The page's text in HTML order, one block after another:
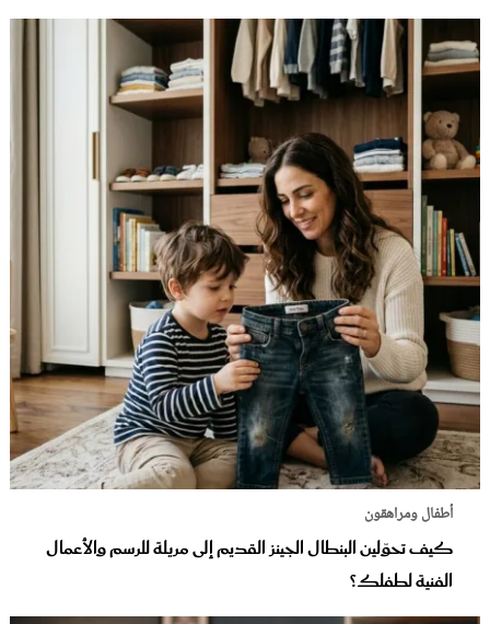
أطفال ومراهقون
كيف تحوّلين البنطال الجينز القديم إلى مريلة للرسم والأعمال
الفنية لطفلك؟